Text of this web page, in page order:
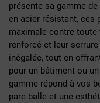
présente sa gamme
en acier résistant, ces
maximale contre
renforcé et leur
inégalée, tout en
pour un bâtiment ou
gamme répond à vos
pare-balle et une